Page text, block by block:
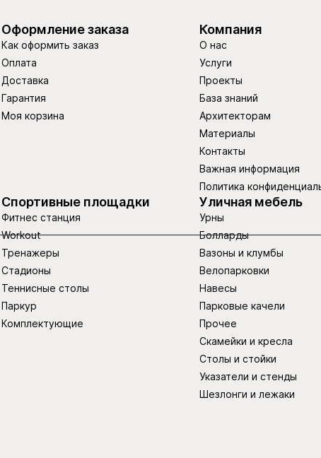
Оформление заказа
Как оформить заказ
Оплата
Доставка
Гарантия
Моя корзина
Компания
О нас
Услуги
Проекты
База знаний
Архитекторам
Материалы
Контакты
Важная информация
Политика
Спортивные площадки
Фитнес станция
Workout
Тренажеры
Стадионы
Теннисные столы
Паркур
Комплектующие
Уличная мебель
Урны
Болларды
Вазоны и клумбы
Велопарковки
Навесы
Парковые качели
Прочее
Скамейки и кресла
Столы и стойки
Указатели и стенды
Шезлонги и лежаки